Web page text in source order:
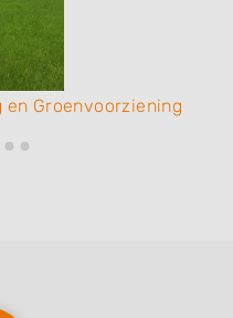
Groenvoorziening